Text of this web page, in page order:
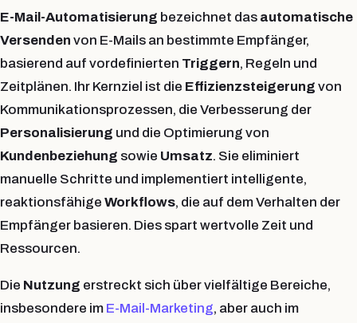
E-Mail-Automatisierung bezeichnet das automatische
Versenden von E-Mails an bestimmte Empfänger,
basierend auf vordefinierten Triggern, Regeln und
Zeitplänen. Ihr Kernziel ist die Effizienzsteigerung von
Kommunikationsprozessen, die Verbesserung der
Personalisierung und die Optimierung von
Kundenbeziehung sowie Umsatz. Sie eliminiert
manuelle Schritte und implementiert intelligente,
reaktionsfähige Workflows, die auf dem Verhalten der
Empfänger basieren. Dies spart wertvolle Zeit und
Ressourcen.
Die Nutzung erstreckt sich über vielfältige Bereiche,
insbesondere im E-Mail-Marketing, aber auch im